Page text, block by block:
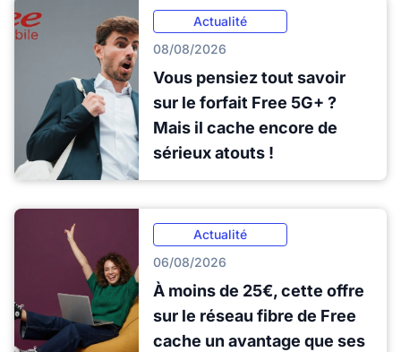
Actualité
08/08/2026
Vous pensiez tout savoir
sur le forfait Free 5G+ ?
Mais il cache encore de
sérieux atouts !
Actualité
06/08/2026
À moins de 25€, cette offre
sur le réseau fibre de Free
cache un avantage que ses